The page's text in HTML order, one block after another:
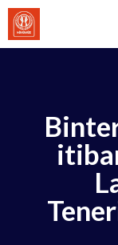
İçeriğe
atla